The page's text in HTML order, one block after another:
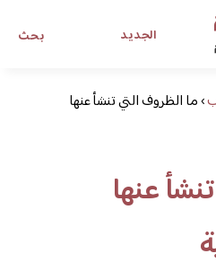
بحث الجديد
العصرية
موضوع يهمك
›ما الظروف التي تنشأ عنها
عنها